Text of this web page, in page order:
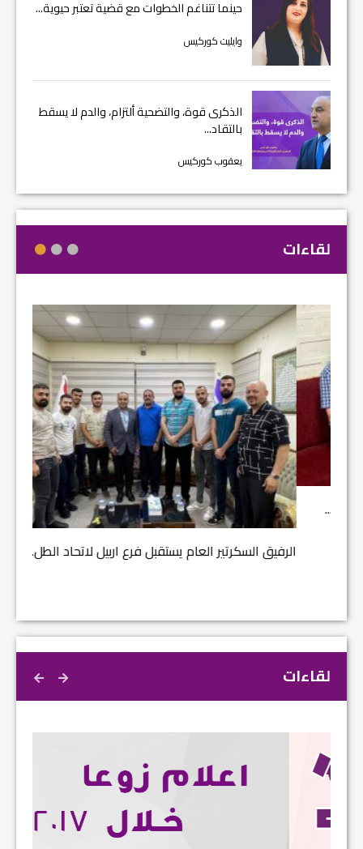
حينما تتناغم الخطوات مع قضية تعتبر حيوية...
وايليت كوركيس
الذكرى قوة، والتضحية ألتزام، والدم لا يسقط
بالتقاد...
يعقوب كوركيس
لقاءات
الرفيق السكرتير العام يستقبل فرع اربيل لاتحاد الطل...
لقاءات